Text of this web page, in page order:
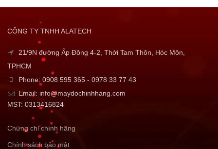
CÔNG TY TNHH ALATECH
21/9N đường Ấp Đông 4-2, Thới Tam Thôn, Hóc Môn,
TPHCM
Phone: 0908 595 365 - 0978 33 77 43
Email: info@maydochinhhang.com
MST: 0313416824
Chứng chỉ chính hãng
Chính sách bảo mật